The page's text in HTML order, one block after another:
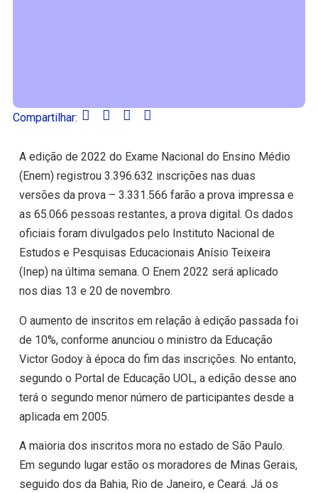
Compartilhar:
A edição de 2022 do Exame Nacional do Ensino Médio
(Enem) registrou 3.396.632 inscrições nas duas
versões da prova – 3.331.566 farão a prova impressa e
as 65.066 pessoas restantes, a prova digital. Os dados
oficiais foram divulgados pelo Instituto Nacional de
Estudos e Pesquisas Educacionais Anísio Teixeira
(Inep) na última semana. O Enem 2022 será aplicado
nos dias 13 e 20 de novembro.
O aumento de inscritos em relação à edição passada foi
de 10%, conforme anunciou o ministro da Educação
Victor Godoy à época do fim das inscrições. No entanto,
segundo o Portal de Educação UOL, a edição desse ano
terá o segundo menor número de participantes desde a
aplicada em 2005.
A maioria dos inscritos mora no estado de São Paulo.
Em segundo lugar estão os moradores de Minas Gerais,
seguido dos da Bahia, Rio de Janeiro, e Ceará. Já os